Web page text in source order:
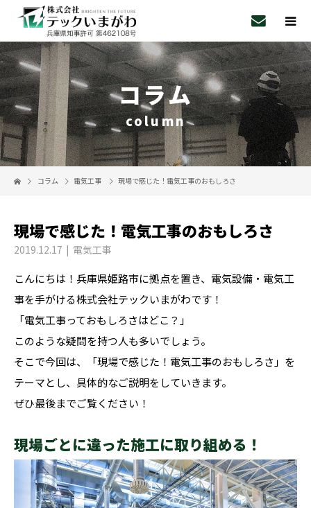
コラム
column
コラム 電気工事 現場で感じた！電気工事のおもしろさ
現場で感じた！電気工事のおもしろさ
2019.12.17 電気工事
こんにちは！兵庫県姫路市に拠点を置き、電気設備・電気工
事を手がける株式会社テックいまがわです！
「電気工事っておもしろさはどこ？」
このような疑問を持つ人も多いでしょう。
そこで今回は、「現場で感じた！電気工事のおもしろさ」を
テーマとし、具体的なご説明をしていきます。
ぜひ最後までご覧ください！
現場ごとに違った施工に取り組める！